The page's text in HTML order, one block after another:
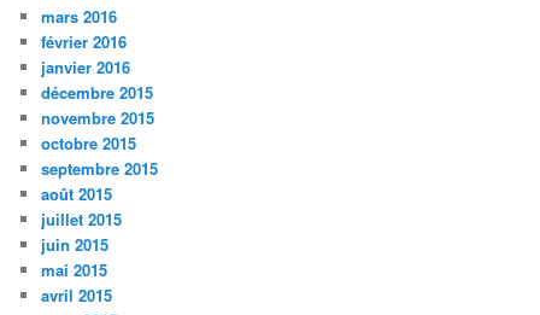
mars 2016
février 2016
janvier 2016
décembre 2015
novembre 2015
octobre 2015
septembre 2015
août 2015
juillet 2015
juin 2015
mai 2015
avril 2015